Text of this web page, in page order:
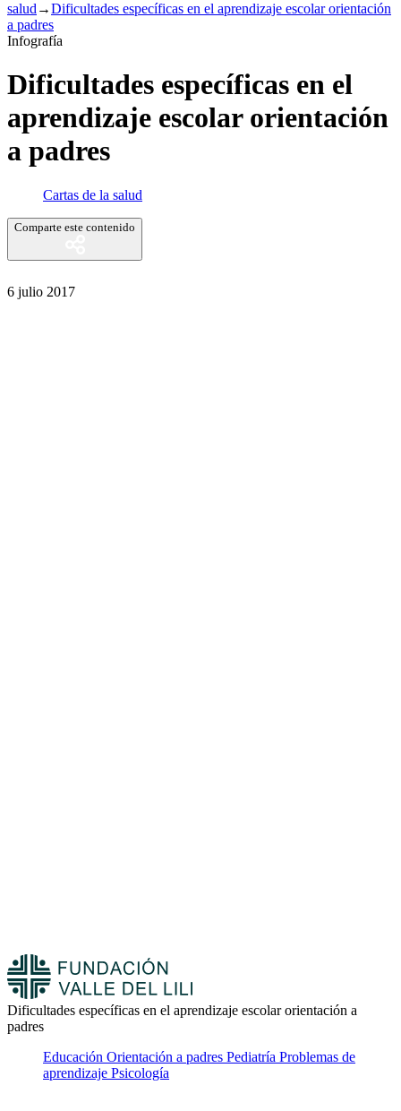
salud →Dificultades específicas en el aprendizaje escolar orientación
a padres
Infografía
Dificultades específicas en el
aprendizaje escolar orientación
a padres
Cartas de la salud
Comparte este contenido
6 julio 2017
Dificultades específicas en el aprendizaje escolar orientación a
padres
Educación Orientación a padres Pediatría Problemas de
aprendizaje Psicología